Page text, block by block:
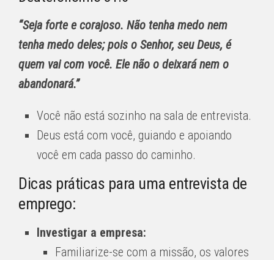
“Seja forte e corajoso. Não tenha medo nem
tenha medo deles; pois o Senhor, seu Deus, é
quem vai com você. Ele não o deixará nem o
abandonará.”
Você não está sozinho na sala de entrevista.
Deus está com você, guiando e apoiando
você em cada passo do caminho.
Dicas práticas para uma entrevista de
emprego:
Investigar a empresa:
Familiarize-se com a missão, os valores